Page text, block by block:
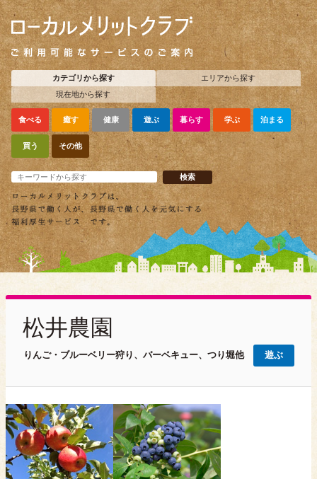
カテゴリから探す
エリアから探す
現在地から探す
食べる 癒す 健康 遊ぶ 暮らす 学ぶ 泊まる
買う その他
松井農園
遊ぶ
りんご・ブルーベリー狩り、バーベキュー、つり堀他